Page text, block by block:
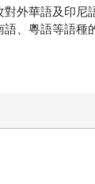
外華語及印
、粵語等語